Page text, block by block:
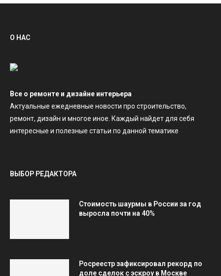
О НАС
Все о ремонте и дизайне интерьера
Актуальные ежедневные новости про строительство,
ремонт, дизайн и многое иное. Каждый найдет для себя
интересные и полезные статьи по данной тематике
ВЫБОР РЕДАКТОРА
Стоимость шаурмы в России за год
выросла почти на 40%
Росреестр зафиксировал рекорд по
доле сделок с эскроу в Москве